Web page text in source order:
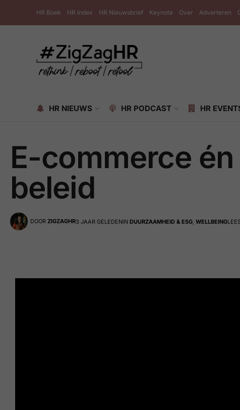
HR Boek HR Index HR Nieuwsbrief Keynote Over Adverteren
HR NIEUWS HR PODCAST HR
E-commerce
beleid
DOOR ZIGZAGHR3 JAAR GELEDENIN DUURZAAMHEID & ESG WELLBEING